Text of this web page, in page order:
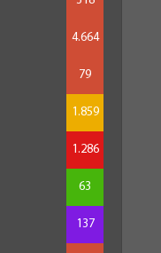
4.664
79
1.859
1.286
63
137